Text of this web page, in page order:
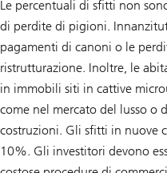
Le percentuali di sfitti non
di perdite di pigioni.
pagamenti di canoni o le
ristrutturazione. Inoltre, le
in immobili siti in cattive
come nel mercato del lusso o
costruzioni. Gli sfitti in nuove
10%. Gli investitori devono